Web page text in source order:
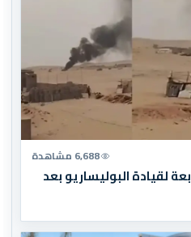
6,688 مشاهدة
لقيادة البوليساريو بعد